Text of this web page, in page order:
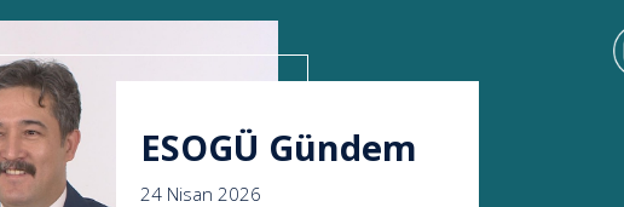
ESOGÜ Gündem
24 Nisan 2026